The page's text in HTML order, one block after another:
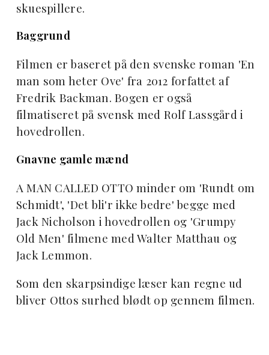
skuespillere.
Baggrund
Filmen er baseret på den svenske roman 'En
man som heter Ove' fra 2012 forfattet af
Fredrik Backman. Bogen er også
filmatiseret på svensk med Rolf Lassgård i
hovedrollen.
Gnavne gamle mænd
A MAN CALLED OTTO minder om 'Rundt om
Schmidt', 'Det bli'r ikke bedre' begge med
Jack Nicholson i hovedrollen og 'Grumpy
Old Men' filmene med Walter Matthau og
Jack Lemmon.
Som den skarpsindige læser kan regne ud
bliver Ottos surhed blødt op gennem filmen.